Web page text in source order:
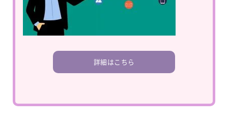
詳細はこちら